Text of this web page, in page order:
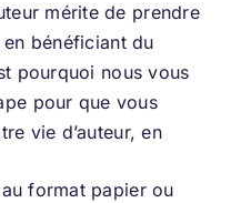
mérite de prendre
bénéficiant du
pourquoi nous vous
pour que vous
vie d’auteur, en
format papier ou